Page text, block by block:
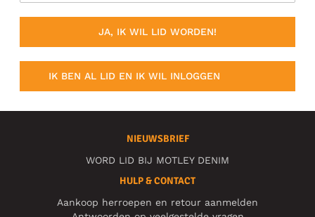
JA, IK WIL LID WORDEN!
IK BEN AL LID EN IK WIL INLOGGEN
NIEUWSBRIEF
WORD LID BIJ MOTLEY DENIM
HULP & CONTACT
Aankoop herroepen en retour aanmelden